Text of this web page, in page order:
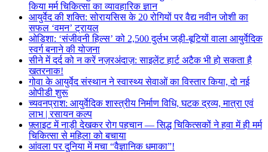
किया मर्म चिकित्सा का व्यावहारिक ज्ञान
आयुर्वेद की शक्ति: सोरायसिस के 20 रोगियों पर वैद्य नवीन जोशी का
सफल ‘वमन’ ट्रायल
ओडिशा: ‘संजीवनी हिल्स’ को 2,500 दुर्लभ जड़ी-बूटियों वाला आयुर्वेदिक
स्वर्ग बनाने की योजना
सीने में दर्द को न करें नज़रअंदाज़: साइलेंट हार्ट अटैक भी हो सकता है
खतरनाक!
गोवा के आयुर्वेद संस्थान ने स्वास्थ्य सेवाओं का विस्तार किया, दो नई
ओपीडी शुरू
च्यवनप्राश: आयुर्वेदिक शास्त्रीय निर्माण विधि, घटक द्रव्य, मात्रा एवं
लाभ | रसायन कल्प
फ़्लाइट में नाड़ी देखकर रोग पहचान — सिद्ध चिकित्सकों ने हवा में ही मर्म
चिकित्सा से महिला को बचाया
आंवला पर दुनिया में मचा “वैज्ञानिक धमाका”!